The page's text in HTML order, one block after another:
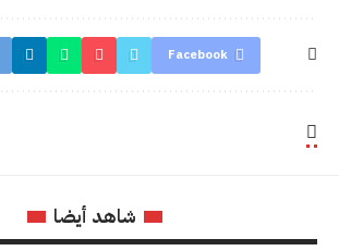
Facebook
شاهد أيضا